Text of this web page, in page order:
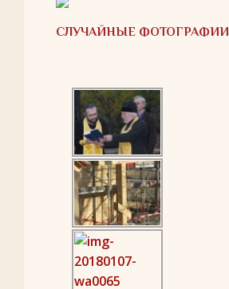
СЛУЧАЙНЫЕ ФОТОГРАФИИ